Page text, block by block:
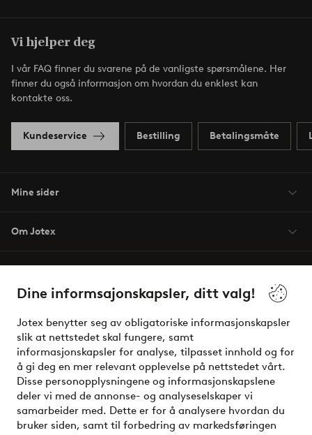
Dine informsajonskapsler, ditt valg!
Jotex benytter seg av obligatoriske informasjonskapsler
slik at nettstedet skal fungere, samt
informasjonskapsler for analyse, tilpasset innhold og for
å gi deg en mer relevant opplevelse på nettstedet vårt.
Disse personopplysningene og informasjonskapslene
deler vi med de annonse- og analyseselskaper vi
samarbeider med. Dette er for å analysere hvordan du
bruker siden, samt til forbedring av markedsføringen
Vi hjelper deg
I vår FAQ finner du svarene på de vanligste spørsmålene. Her
finner du også informasjon om hvordan du enklest kan
kontakte oss.
Kundeservice Bestilling Betalingsmåte
Mine sider
Om Jotex
Venner
Sikre betalinger - Betal direkte eller del opp
Vil du vite mer om våre betalingsalternativer?